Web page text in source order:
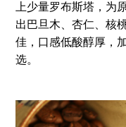
上少量罗布斯塔，为
出巴旦木、杏仁、核
佳，口感低酸醇厚，
选。